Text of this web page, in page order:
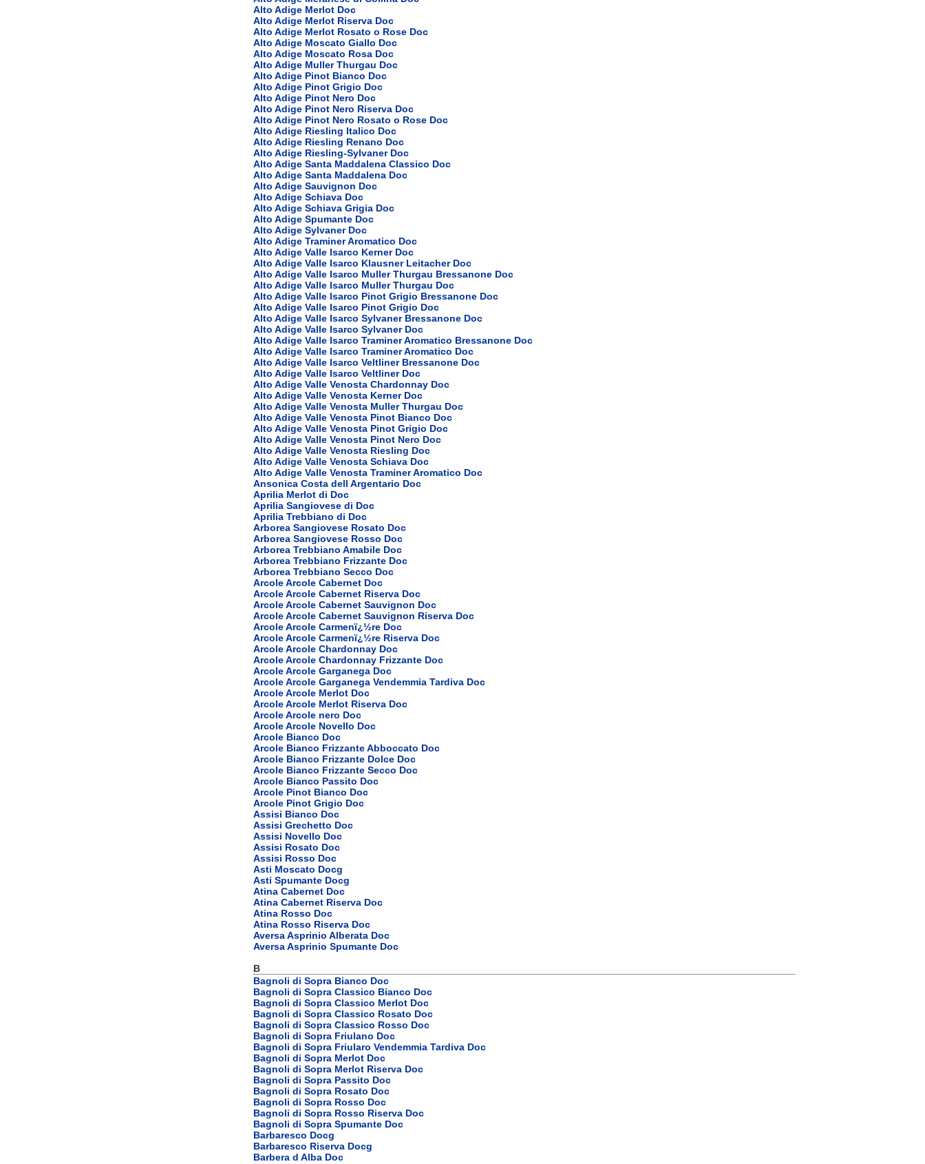
Alto Adige Merlot Doc
Alto Adige Merlot Riserva Doc
Alto Adige Merlot Rosato o Rose Doc
Alto Adige Moscato Giallo Doc
Alto Adige Moscato Rosa Doc
Alto Adige Muller Thurgau Doc
Alto Adige Pinot Bianco Doc
Alto Adige Pinot Grigio Doc
Alto Adige Pinot Nero Doc
Alto Adige Pinot Nero Riserva Doc
Alto Adige Pinot Nero Rosato o Rose Doc
Alto Adige Riesling Italico Doc
Alto Adige Riesling Renano Doc
Alto Adige Riesling-Sylvaner Doc
Alto Adige Santa Maddalena Classico Doc
Alto Adige Santa Maddalena Doc
Alto Adige Sauvignon Doc
Alto Adige Schiava Doc
Alto Adige Schiava Grigia Doc
Alto Adige Spumante Doc
Alto Adige Sylvaner Doc
Alto Adige Traminer Aromatico Doc
Alto Adige Valle Isarco Kerner Doc
Alto Adige Valle Isarco Klausner Leitacher Doc
Alto Adige Valle Isarco Muller Thurgau Bressanone Doc
Alto Adige Valle Isarco Muller Thurgau Doc
Alto Adige Valle Isarco Pinot Grigio Bressanone Doc
Alto Adige Valle Isarco Pinot Grigio Doc
Alto Adige Valle Isarco Sylvaner Bressanone Doc
Alto Adige Valle Isarco Sylvaner Doc
Alto Adige Valle Isarco Traminer Aromatico Bressanone Doc
Alto Adige Valle Isarco Traminer Aromatico Doc
Alto Adige Valle Isarco Veltliner Bressanone Doc
Alto Adige Valle Isarco Veltliner Doc
Alto Adige Valle Venosta Chardonnay Doc
Alto Adige Valle Venosta Kerner Doc
Alto Adige Valle Venosta Muller Thurgau Doc
Alto Adige Valle Venosta Pinot Bianco Doc
Alto Adige Valle Venosta Pinot Grigio Doc
Alto Adige Valle Venosta Pinot Nero Doc
Alto Adige Valle Venosta Riesling Doc
Alto Adige Valle Venosta Schiava Doc
Alto Adige Valle Venosta Traminer Aromatico Doc
Ansonica Costa dell Argentario Doc
Aprilia Merlot di Doc
Aprilia Sangiovese di Doc
Aprilia Trebbiano di Doc
Arborea Sangiovese Rosato Doc
Arborea Sangiovese Rosso Doc
Arborea Trebbiano Amabile Doc
Arborea Trebbiano Frizzante Doc
Arborea Trebbiano Secco Doc
Arcole Arcole Cabernet Doc
Arcole Arcole Cabernet Riserva Doc
Arcole Arcole Cabernet Sauvignon Doc
Arcole Arcole Cabernet Sauvignon Riserva Doc
Arcole Arcole Carmenï¿½re Doc
Arcole Arcole Carmenï¿½re Riserva Doc
Arcole Arcole Chardonnay Doc
Arcole Arcole Chardonnay Frizzante Doc
Arcole Arcole Garganega Doc
Arcole Arcole Garganega Vendemmia Tardiva Doc
Arcole Arcole Merlot Doc
Arcole Arcole Merlot Riserva Doc
Arcole Arcole nero Doc
Arcole Arcole Novello Doc
Arcole Bianco Doc
Arcole Bianco Frizzante Abboccato Doc
Arcole Bianco Frizzante Dolce Doc
Arcole Bianco Frizzante Secco Doc
Arcole Bianco Passito Doc
Arcole Pinot Bianco Doc
Arcole Pinot Grigio Doc
Assisi Bianco Doc
Assisi Grechetto Doc
Assisi Novello Doc
Assisi Rosato Doc
Assisi Rosso Doc
Asti Moscato Docg
Asti Spumante Docg
Atina Cabernet Doc
Atina Cabernet Riserva Doc
Atina Rosso Doc
Atina Rosso Riserva Doc
Aversa Asprinio Alberata Doc
Aversa Asprinio Spumante Doc
B
Bagnoli di Sopra Bianco Doc
Bagnoli di Sopra Classico Bianco Doc
Bagnoli di Sopra Classico Merlot Doc
Bagnoli di Sopra Classico Rosato Doc
Bagnoli di Sopra Classico Rosso Doc
Bagnoli di Sopra Friulano Doc
Bagnoli di Sopra Friularo Vendemmia Tardiva Doc
Bagnoli di Sopra Merlot Doc
Bagnoli di Sopra Merlot Riserva Doc
Bagnoli di Sopra Passito Doc
Bagnoli di Sopra Rosato Doc
Bagnoli di Sopra Rosso Doc
Bagnoli di Sopra Rosso Riserva Doc
Bagnoli di Sopra Spumante Doc
Barbaresco Docg
Barbaresco Riserva Docg
Barbera d Alba Doc